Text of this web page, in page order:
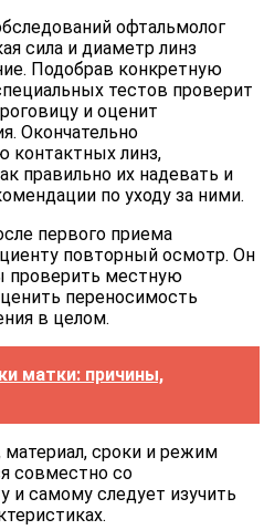
офтальмолог
сила и диаметр линз
Подобрав конкретную
тестов проверит
и оценит
Окончательно
контактных линз,
правильно их надевать и
по уходу за ними.
первого приема
повторный осмотр. Он
проверить местную
переносимость
в целом.
матки: причины,
сроки и режим
совместно со
и самому следует изучить